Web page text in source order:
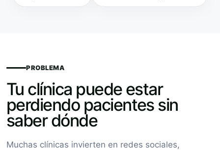
PROBLEMA
Tu clínica puede estar
perdiendo pacientes sin
saber dónde
Muchas clínicas invierten en redes sociales,